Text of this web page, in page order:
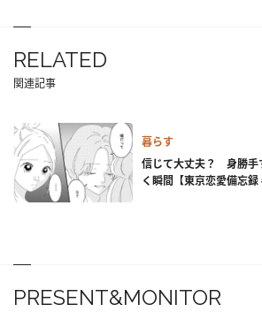
RELATED
関連記事
暮らす
信じて大丈夫？ 身勝手
く瞬間【東京恋愛備忘録
PRESENT&MONITOR